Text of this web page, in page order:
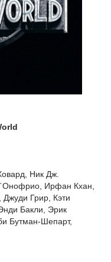
Ник Дж.
Ирфан Кхан,
Грир, Кэти
Бакли, Эрик
Бутман-Шепарт,